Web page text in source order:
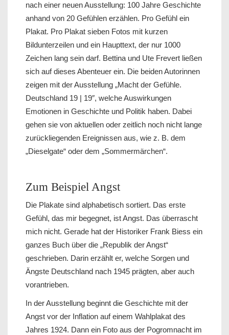
nach einer neuen Ausstellung: 100 Jahre Geschichte
anhand von 20 Gefühlen erzählen. Pro Gefühl ein
Plakat. Pro Plakat sieben Fotos mit kurzen
Bildunterzeilen und ein Haupttext, der nur 1000
Zeichen lang sein darf. Bettina und Ute Frevert ließen
sich auf dieses Abenteuer ein. Die beiden Autorinnen
zeigen mit der Ausstellung „Macht der Gefühle.
Deutschland 19 | 19″, welche Auswirkungen
Emotionen in Geschichte und Politik haben. Dabei
gehen sie von aktuellen oder zeitlich noch nicht lange
zurückliegenden Ereignissen aus, wie z. B. dem
„Dieselgate“ oder dem „Sommermärchen“.
Zum Beispiel Angst
Die Plakate sind alphabetisch sortiert. Das erste
Gefühl, das mir begegnet, ist Angst. Das überrascht
mich nicht. Gerade hat der Historiker Frank Biess ein
ganzes Buch über die „Republik der Angst“
geschrieben. Darin erzählt er, welche Sorgen und
Ängste Deutschland nach 1945 prägten, aber auch
vorantrieben.
In der Ausstellung beginnt die Geschichte mit der
Angst vor der Inflation auf einem Wahlplakat des
Jahres 1924. Dann ein Foto aus der Pogromnacht im